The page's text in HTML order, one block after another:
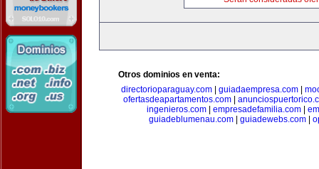
Otros dominios en venta:
directorioparaguay.com| guiadaempresa.com|
ofertasdeapartamentos.com
ingenieros.com| empresadefamilia.com|
guiadeblumenau.com| guiadewebs.com|